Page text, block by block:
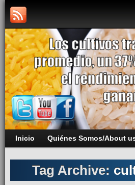
Inicio Quiénes Somos/About
Tag Archive: